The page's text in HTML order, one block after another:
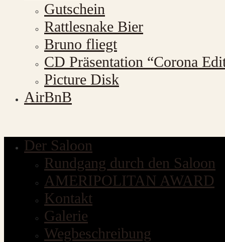
Gutschein
Rattlesnake Bier
Bruno fliegt
CD Präsentation “Corona
Picture Disk
AirBnB
Der Saloon
Rundgang durch den Saloon
AMERIPOLITAN AWARD
Kontakt
Galerie
Wegbeschreibung